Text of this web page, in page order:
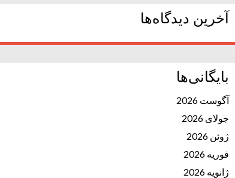
آخرین دیدگاه‌ها
بایگانی‌ها
آگوست 2026
جولای 2026
ژوئن 2026
فوریه 2026
ژانویه 2026